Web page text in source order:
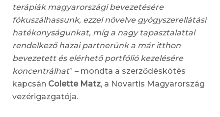
terápiák magyarországi bevezetésére
fókuszálhassunk, ezzel növelve gyógyszerellátási
hatékonyságunkat, míg a nagy tapasztalattal
rendelkező hazai partnerünk a már itthon
bevezetett és elérhető portfólió kezelésére
koncentrálhat” – mondta a szerződéskötés
kapcsán Colette Matz, a Novartis Magyarország
vezérigazgatója.